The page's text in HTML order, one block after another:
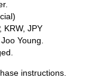
KRW, JPY
Young.
instructions.